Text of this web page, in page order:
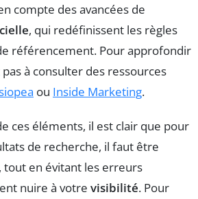
compte des avancées de
, qui redéfinissent les règles
référencement. Pour approfondir
pas à consulter des ressources
ou Inside Marketing.
ces éléments, il est clair que pour
de recherche, il faut être
en évitant les erreurs
nuire à votre visibilité. Pour